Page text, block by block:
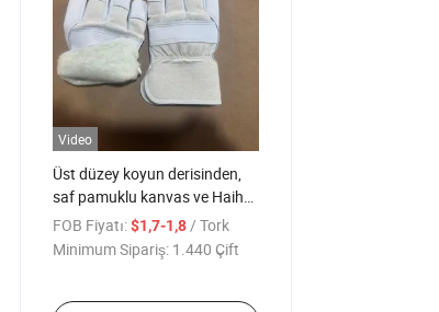
Video
Üst düzey koyun derisinden,
saf pamuklu kanvas ve Haihu
yünü ile yapılmış, sıcak ve
aşınmaya dayanıklı kaynak
FOB Fiyatı: $1,7-1,8/ Tork
Minimum Sipariş: 1.440 Çift